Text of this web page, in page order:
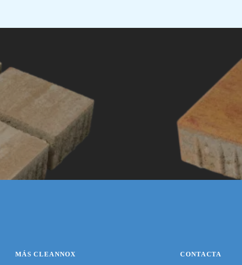
MÁS CLEANNOX CONTACTA